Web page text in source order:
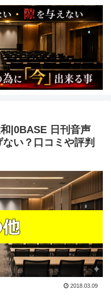
|0BASE 日刊音声
い？口コミや評判
2018.03.09